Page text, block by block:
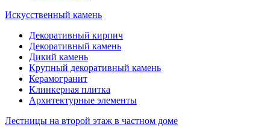
Искусственный камень
Декоративный кирпич
Декоративный камень
Дикий камень
Крупный декоративный камень
Керамогранит
Клинкерная плитка
Архитектурные элементы
Лестницы на второй этаж в частном доме